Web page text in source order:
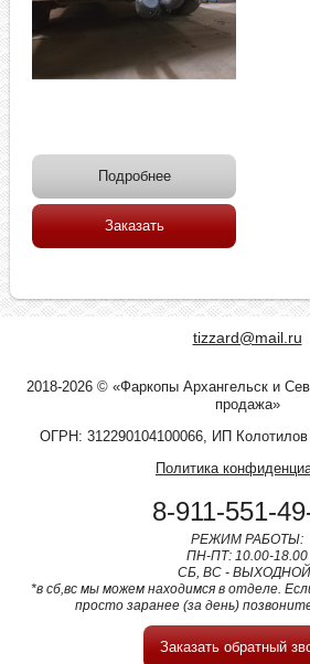
Подробнее
Заказать
tizzard@mail.ru
2018-2026 © «Фаркопы Архангельск и
продажа»
ОГРН: 312290104100066, ИП
Политика
8-911-551-
РЕЖИМ РАБОТЫ:
ПН-ПТ: 10.00-18.00
СБ, ВС -
*в сб,вс мы можем находимся в отделе.
просто заранее (за день)
Заказать обратный